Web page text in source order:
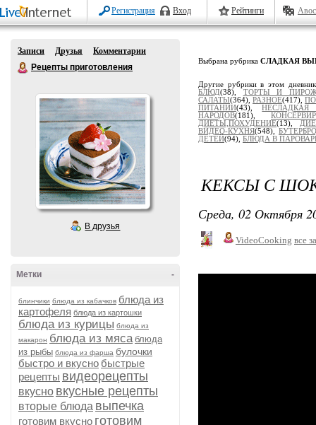
Регистрация Вход Рейтинги
Записи Друзья
Комментарии
Рецепты приготовления
В друзья
-
Метки
блинчики блюда из кабачков блюда из
картофеля блюда из картошки
блюда из курицы блюда из
макарон блюда из мяса блюда
из рыбы блюда из фарша булочки
быстро и вкусно быстрые
рецепты видеорецепты
вкусно вкусные рецепты
вторые блюда выпечка
готовим вкусно готовим
Выбрана рубрика СЛАДКАЯ
Другие рубрики в этом
БЛЮД(38), ТОРТЫ И
САЛАТЫ(364),РАЗНОЕ(417),
ПИТАНИИ(43),НЕСЛАДКАЯ
НАРОДОВ(181),
ДИЕТЫ,ПОХУДЕНИЕ(13),
ВИДЕО-КУХНЯ(548),
ДЕТЕЙ(94), БЛЮДА В
КЕКСЫ С
Среда, 02 Октября
VideoCooking все